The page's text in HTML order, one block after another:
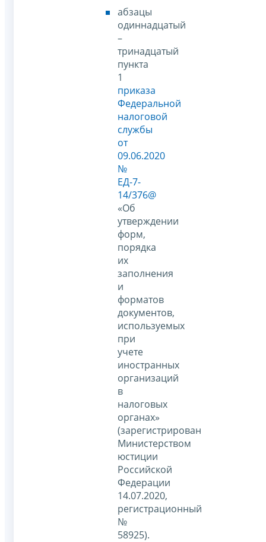
абзацы
одиннадцатый
–
тринадцатый
пункта
1
приказа
Федеральной
налоговой
службы
от
09.06.2020
№
ЕД-7-
14/376@
«Об
утверждении
форм,
порядка
их
заполнения
и
форматов
документов,
используемых
при
учете
иностранных
организаций
в
налоговых
органах»
(зарегистрирован
Министерством
юстиции
Российской
Федерации
14.07.2020,
регистрационный
№
58925).